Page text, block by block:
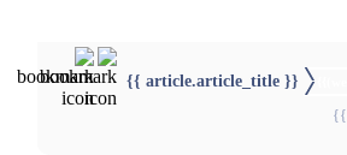
{{ article.article_title }}